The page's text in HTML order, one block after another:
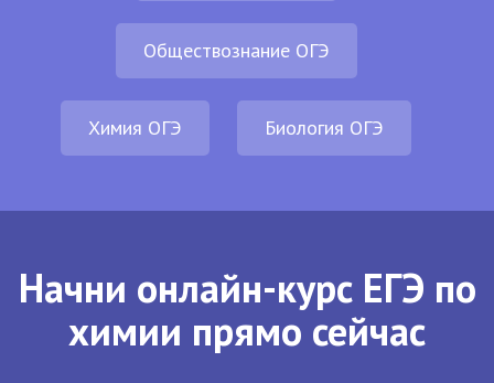
Обществознание ОГЭ
Химия ОГЭ Биология ОГЭ
Начни онлайн-курс ЕГЭ по
химии прямо сейчас